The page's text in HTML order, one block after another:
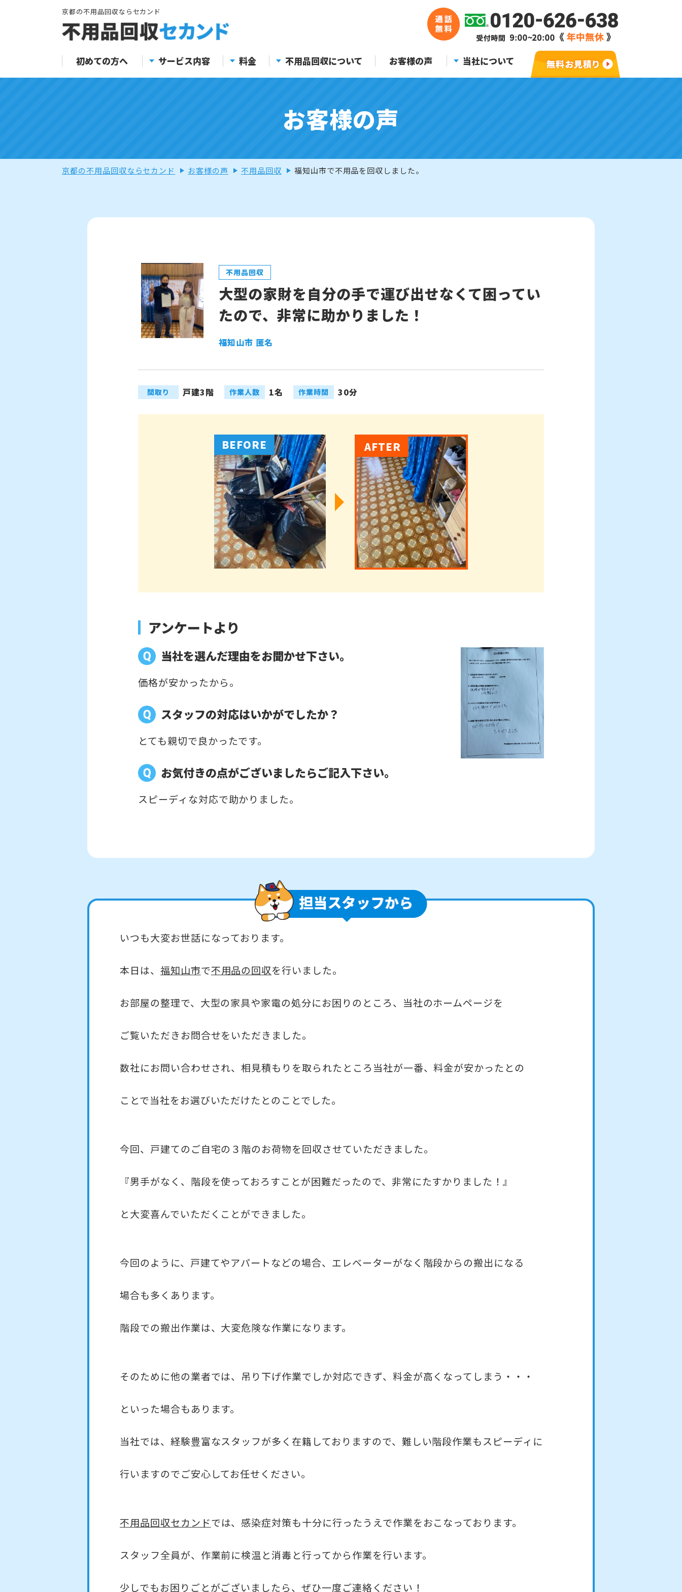
京都の不用品回収ならセカンド
初めての方へ サービス内容 料金 不用品回収について お客様の声 当社について
お客様の声
京都の不用品回収ならセカンド お客様の声 不用品回収 福知山市で不用品を回収しました。
不用品回収
大型の家財を自分の手で運び出せなくて困ってい
たので、非常に助かりました！
福知山市 匿名
間取り 戸建3階 作業人数 1名 作業時間 30分
アンケートより
当社を選んだ理由をお聞かせ下さい。
価格が安かったから。
スタッフの対応はいかがでしたか？
とても親切で良かったです。
お気付きの点がございましたらご記入下さい。
スピーディな対応で助かりました。
いつも大変お世話になっております。
本日は、 福知山市で不用品の回収を行いました。
お部屋の整理で、大型の家具や家電の処分にお困りのところ、当社のホームページを
ご覧いただきお問合せをいただきました。
数社にお問い合わせされ、相見積もりを取られたところ当社が一番、料金が安かったとの
ことで当社をお選びいただけたとのことでした。
今回、戸建てのご自宅の３階のお荷物を回収させていただきました。
『男手がなく、階段を使っておろすことが困難だったので、非常にたすかりました！』
と大変喜んでいただくことができました。
今回のように、戸建てやアパートなどの場合、エレベーターがなく階段からの搬出になる
場合も多くあります。
階段での搬出作業は、大変危険な作業になります。
そのために他の業者では、吊り下げ作業でしか対応できず、料金が高くなってしまう・・・
といった場合もあります。
当社では、経験豊富なスタッフが多く在籍しておりますので、難しい階段作業もスピーディに
行いますのでご安心してお任せください。
不用品回収セカンドでは、感染症対策も十分に行ったうえで作業をおこなっております。
スタッフ全員が、作業前に検温と消毒と行ってから作業を行います。
少しでもお困りごとがございましたら、ぜひ一度ご連絡ください！